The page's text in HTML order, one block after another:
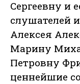
Сергеевну и
слушателей
Алексея
Марину
Петровну
ценнейшие